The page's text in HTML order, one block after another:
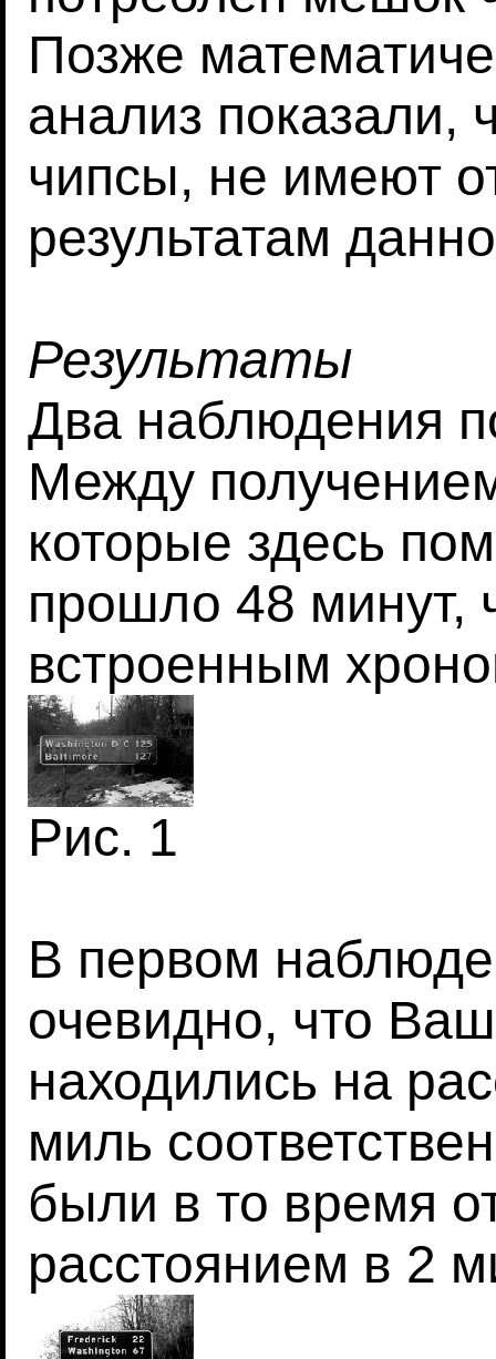
Позже
анализ показали,
чипсы, не имеют
результатам
Результаты
Два наблюдения
Между
которые здесь
прошло 48 минут,
встроенным
Рис. 1
В первом
очевидно, что
находились на
миль
были в то время
расстоянием в 2